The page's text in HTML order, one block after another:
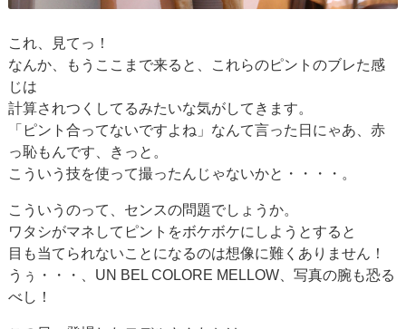
これ、見てっ！
なんか、もうここまで来ると、これらのピントのブレた感
じは
計算されつくしてるみたいな気がしてきます。
「ピント合ってないですよね」なんて言った日にゃあ、赤
っ恥もんです、きっと。
こういう技を使って撮ったんじゃないかと・・・・。
こういうのって、センスの問題でしょうか。
ワタシがマネしてピントをボケボケにしようとすると
目も当てられないことになるのは想像に難くありません！
うぅ・・・、UN BEL COLORE MELLOW、写真の腕も恐る
べし！